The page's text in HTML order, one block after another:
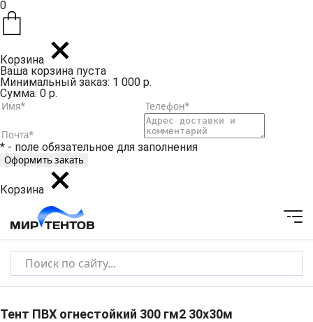
0
Корзина
Ваша корзина пуста
Минимальный заказ: 1 000 р.
Сумма: 0 р.
* - поле обязательное для заполнения
Корзина
Тент ПВХ огнестойкий 300 гм2 30х30м